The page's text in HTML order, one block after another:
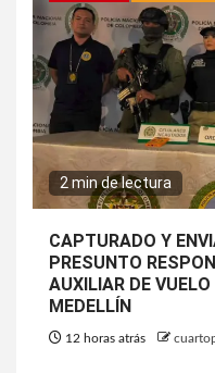
2 min de lectura
CAPTURADO Y
PRESUNTO
AUXILIAR DE
MEDELLÍN
12 horas atrás